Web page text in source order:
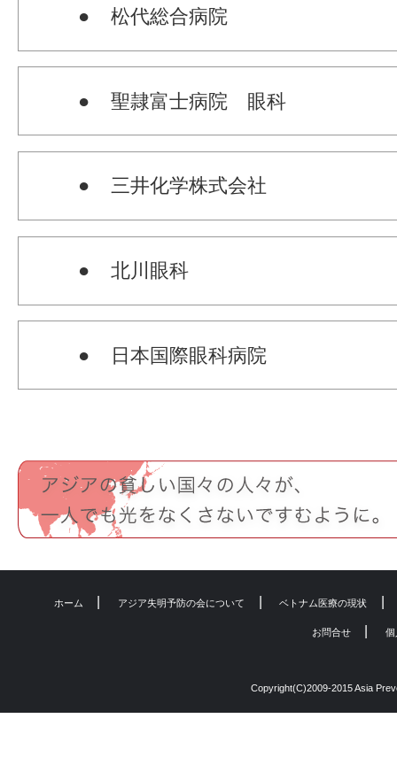
● 松代総合病院
● 聖隷富士病院 眼科
● 三井化学株式会社
● 北川眼科
● 日本国際眼科病院
ホーム アジア失明予防の会について ベトナム医療の現状
お問合せ 個
Copyright(C)2009-2015 Asia